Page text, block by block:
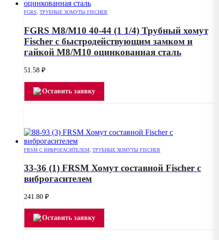
FGRS, ТРУБНЫЕ ХОМУТЫ FISCHER
FGRS M8/М10 40-44 (1 1/4) Трубный хомут
Fischer с быстродействующим замком и
гайкой М8/М10 оцинкованная сталь
51.58 ₽
Оставить заявку
FRSM С ВИБРОГАСИТЕЛЕМ ТРУБНЫЕ ХОМУТЫ FISCHER
33-36 (1) FRSM Хомут составной Fischer с
виброгасителем
241.80 ₽
Оставить заявку